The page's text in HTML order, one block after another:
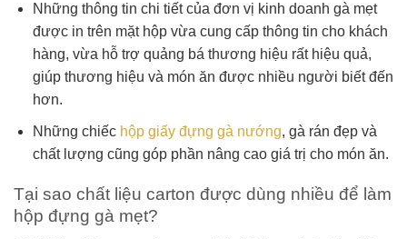
Những thông tin chi tiết của đơn vị kinh doanh gà mẹt
được in trên mặt hộp vừa cung cấp thông tin cho khách
hàng, vừa hỗ trợ quảng bá thương hiệu rất hiệu quả,
giúp thương hiệu và món ăn được nhiều người biết đến
hơn.
Những chiếc hộp giấy đựng gà nướng, gà rán đẹp và
chất lượng cũng góp phần nâng cao giá trị cho món ăn.
Tại sao chất liệu carton được dùng nhiều để làm
hộp đựng gà mẹt?